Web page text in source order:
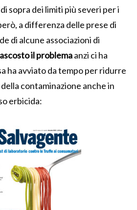
sopra dei limiti più severi per i
a differenza delle prese di
di alcune associazioni di
il problemaanzi ci ha
ha avviato da tempo per ridurre
contaminazione anche in
erbicida: